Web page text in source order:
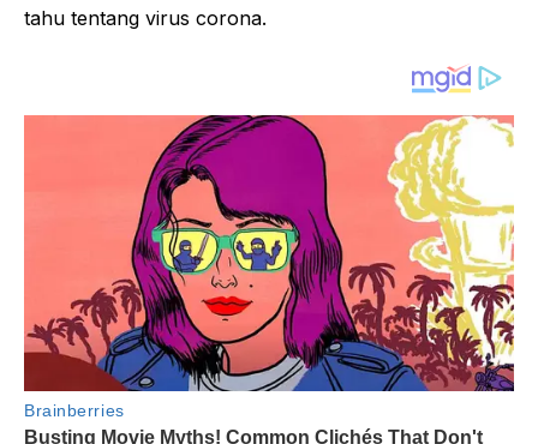
tahu tentang virus corona.